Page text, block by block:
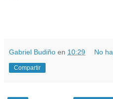
Gabriel Budiño en 10:29 No
Compartir